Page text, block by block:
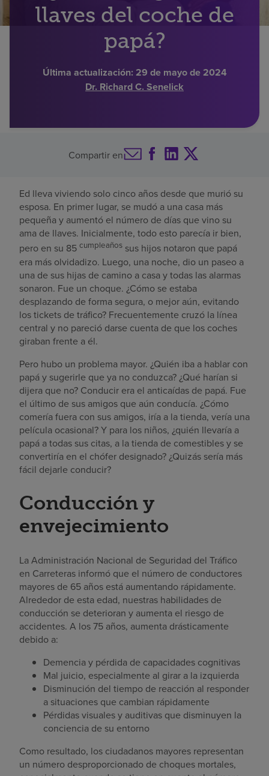
Buscar un centro
Inversores
llaves del coche de
papá?
Última actualización: 29 de mayo de 2024
Dr. Richard C. Senelick
Compartir en
Ed lleva viviendo solo cinco años desde que murió su
esposa. En primer lugar, se mudó a una casa más
pequeña y aumentó el número de días que vino su
ama de llaves. Inicialmente, todo esto parecía ir bien,
pero en su 85 cumpleaños sus hijos notaron que papá
era más olvidadizo. Luego, una noche, dio un paseo a
una de sus hijas de camino a casa y todas las alarmas
sonaron. Fue un choque. ¿Cómo se estaba
desplazando de forma segura, o mejor aún, evitando
los tickets de tráfico? Frecuentemente cruzó la línea
central y no pareció darse cuenta de que los coches
giraban frente a él.
Pero hubo un problema mayor. ¿Quién iba a hablar con
papá y sugerirle que ya no conduzca? ¿Qué harían si
dijera que no? Conducir era el anticaídas de papá. Fue
el último de sus amigos que aún conducía. ¿Cómo
comería fuera con sus amigos, iría a la tienda, vería una
película ocasional? Y para los niños, ¿quién llevaría a
papá a todas sus citas, a la tienda de comestibles y se
convertiría en el chófer designado? ¿Quizás sería más
fácil dejarle conducir?
Conducción y
envejecimiento
La Administración Nacional de Seguridad del Tráfico
en Carreteras informó que el número de conductores
mayores de 65 años está aumentando rápidamente.
Alrededor de esta edad, nuestras habilidades de
conducción se deterioran y aumenta el riesgo de
accidentes. A los 75 años, aumenta drásticamente
debido a:
Demencia y pérdida de capacidades cognitivas
Mal juicio, especialmente al girar a la izquierda
Disminución del tiempo de reacción al responder
a situaciones que cambian rápidamente
Pérdidas visuales y auditivas que disminuyen la
conciencia de su entorno
Como resultado, los ciudadanos mayores representan
un número desproporcionado de choques mortales,